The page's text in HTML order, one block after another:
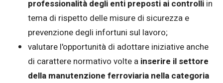
professionalità degli enti preposti ai controlli in
tema di rispetto delle misure di sicurezza e
prevenzione degli infortuni sul lavoro;
valutare l'opportunità di adottare iniziative anche
di carattere normativo volte a inserire il settore
della manutenzione ferroviaria nella categoria